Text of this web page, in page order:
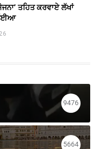
ਤਹਿਤ ਕਰਵਾਏ ਲੱਖਾਂ
9476
5664